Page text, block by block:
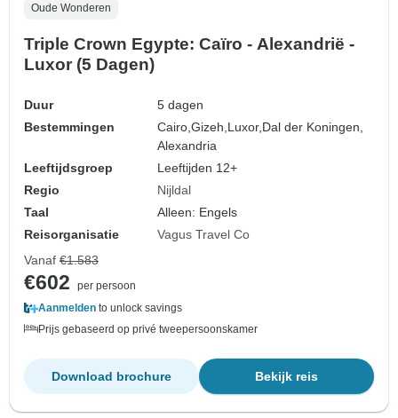
Oude Wonderen
Triple Crown Egypte: Caïro - Alexandrië -
Luxor (5 Dagen)
Duur
5 dagen
Bestemmingen
Cairo,Gizeh, Luxor, Dal der Koningen,
Alexandria
Leeftijdsgroep
Leeftijden 12+
Regio
Nijldal
Taal
Alleen: Engels
Reisorganisatie
Vagus Travel Co
Vanaf €1.583
€602
per persoon
Aanmelden to unlock savings
Prijs gebaseerd op privé tweepersoonskamer
Bekijk reis
Download brochure